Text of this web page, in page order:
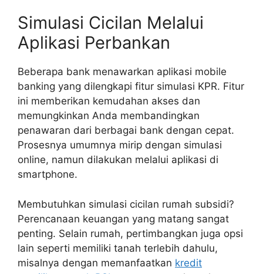
Simulasi Cicilan Melalui
Aplikasi Perbankan
Beberapa bank menawarkan aplikasi mobile
banking yang dilengkapi fitur simulasi KPR. Fitur
ini memberikan kemudahan akses dan
memungkinkan Anda membandingkan
penawaran dari berbagai bank dengan cepat.
Prosesnya umumnya mirip dengan simulasi
online, namun dilakukan melalui aplikasi di
smartphone.
Membutuhkan simulasi cicilan rumah subsidi?
Perencanaan keuangan yang matang sangat
penting. Selain rumah, pertimbangkan juga opsi
lain seperti memiliki tanah terlebih dahulu,
misalnya dengan memanfaatkan kredit